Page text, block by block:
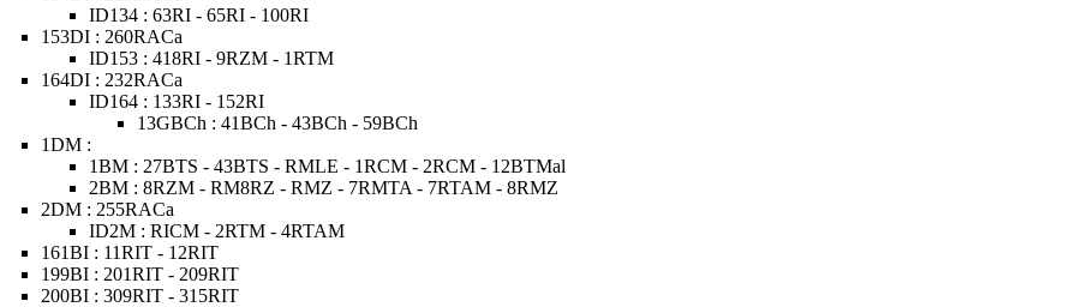
ID134 : 63RI - 65RI - 100RI
153DI : 260RACa
ID153 : 418RI - 9RZM - 1RTM
164DI : 232RACa
ID164 : 133RI - 152RI
13GBCh : 41BCh - 43BCh - 59BCh
1DM :
1BM : 27BTS - 43BTS - RMLE - 1RCM - 2RCM - 12BTMal
2BM : 8RZM - RM8RZ - RMZ - 7RMTA - 7RTAM - 8RMZ
2DM : 255RACa
ID2M : RICM - 2RTM - 4RTAM
161BI : 11RIT - 12RIT
199BI : 201RIT - 209RIT
200BI : 309RIT - 315RIT